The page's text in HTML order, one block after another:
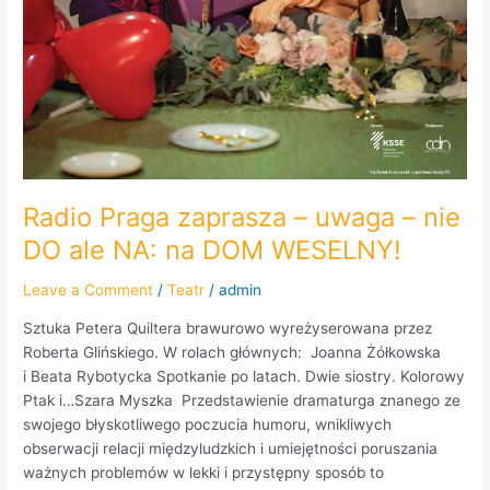
Radio Praga zaprasza – uwaga – nie
DO ale NA: na DOM WESELNY!
Leave a Comment /Teatr /admin
Sztuka Petera Quiltera brawurowo wyreżyserowana przez
Roberta Glińskiego. W rolach głównych: Joanna Żółkowska
i Beata Rybotycka Spotkanie po latach. Dwie siostry. Kolorowy
Ptak i…Szara Myszka Przedstawienie dramaturga znanego ze
swojego błyskotliwego poczucia humoru, wnikliwych
obserwacji relacji międzyludzkich i umiejętności poruszania
ważnych problemów w lekki i przystępny sposób to